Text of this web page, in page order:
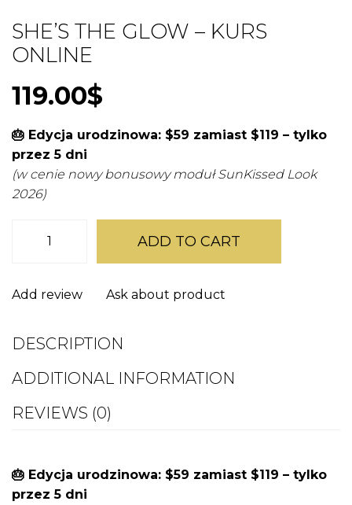
SHE’S THE GLOW – KURS
ONLINE
119.00$
🎂 Edycja urodzinowa: $59 zamiast $119 – tylko
przez 5 dni
(w cenie nowy bonusowy moduł SunKissed Look
2026)
Online
quantity
ADD TO CART
Add review Ask about product
DESCRIPTION
ADDITIONAL INFORMATION
REVIEWS (0)
🎂 Edycja urodzinowa: $59 zamiast $119 – tylko
przez 5 dni